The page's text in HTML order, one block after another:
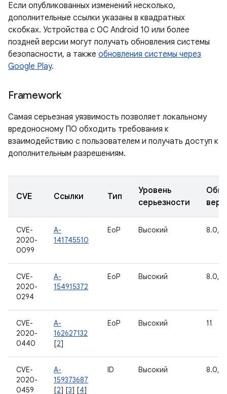
Если опубликованных изменений несколько,
дополнительные ссылки указаны в квадратных
скобках. Устройства с ОС Android 10 или более
поздней версии могут получать обновления системы
безопасности, а также обновления системы через
Google Play.
Framework
Самая серьезная уязвимость позволяет локальному
вредоносному ПО обходить требования к
взаимодействию с пользователем и получать доступ к
дополнительным разрешениям.
CVE Ссылки Тип
Уровень
серьезности
CVE-
2020-
0099
A-
141745510
EoP Высокий 8.0,
CVE-
2020-
0294
A-
154915372
EoP Высокий 8.0,
CVE-
2020-
0440
A-
162627132
[2]
EoP Высокий 11
CVE-
2020-
0459
A-
159373687
[2] [3] [4]
ID Высокий 8.0,